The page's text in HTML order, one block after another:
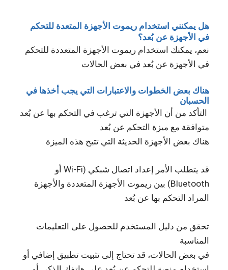
هل يمكنني استخدام ريموت الأجهزة المتعدة للتحكم
في الأجهزة عن بُعد؟
نعم، يمكنك استخدام ريموت الأجهزة المتعددة للتحكم
في الأجهزة عن بُعد في بعض الحالات
هناك بعض الخطوات والاعتبارات التي يجب أخذها في
الحسبان
التأكد من أن الأجهزة التي ترغب في التحكم بها عن بُعد
متوافقة مع ميزة التحكم عن بُعد
هناك بعض الأجهزة الحديثة التي تتيح هذه الميزة
قد يتطلب الأمر إعداد اتصال شبكي (Wi-Fi أو
Bluetooth) بين ريموت الأجهزة المتعددة والأجهزة
المراد التحكم بها عن بُعد
تحقق من دليل المستخدم للحصول على التعليمات
المناسبة
في بعض الحالات، قد تحتاج إلى تثبيت تطبيق إضافي أو